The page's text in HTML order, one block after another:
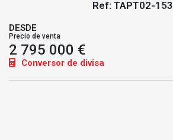
Ref: TAPT02-153
DESDE
Precio de venta
2 795 000 €
Conversor de divisa